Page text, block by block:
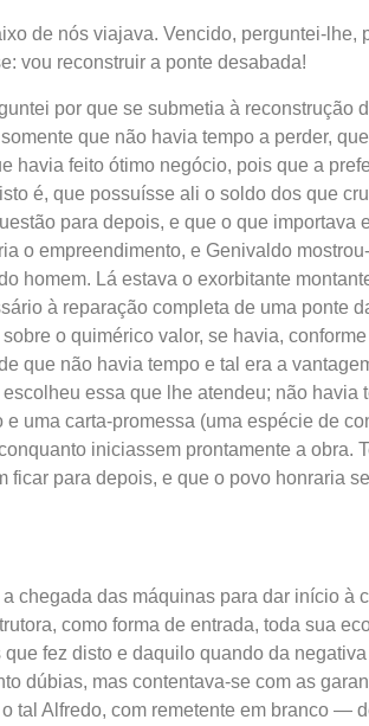
de nós viajava. Vencido, perguntei-lhe,
vou reconstruir a ponte desabada!
por que se submetia à reconstrução
que não havia tempo a perder,
havia feito ótimo negócio, pois que a
é, que possuísse ali o soldo dos que
para depois, e que o que importava
o empreendimento, e Genivaldo
homem. Lá estava o exorbitante
à reparação completa de uma ponte
o quimérico valor, se havia,
que não havia tempo e tal era a
essa que lhe atendeu; não havia
uma carta-promessa (uma espécie de
iniciassem prontamente a obra.
para depois, e que o povo honraria
chegada das máquinas para dar início à
como forma de entrada, toda sua
fez disto e daquilo quando da
dúbias, mas contentava-se com as
Alfredo, com remetente em branco —